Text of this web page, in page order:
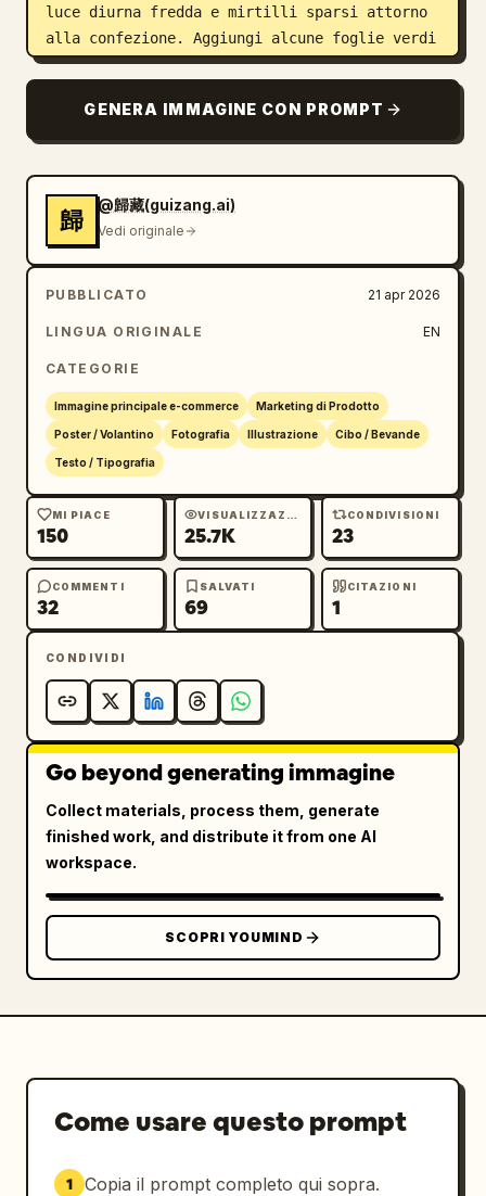
luce diurna fredda e mirtilli sparsi attorno
alla confezione. Aggiungi alcune foglie verdi
sfocate che entrano dai bordi in alto a
di freschezza naturale. Nell'angolo in alto a
destra, includi una piccola immagine a
del prodotto vista dall'alto su una
superficie marrone calda, come una miniatura
di riferimento. Sul lato sinistro, crea una
tipografia promozionale in cinese con un
grande titolo in calligrafia blu scuro
决茗新
, seguito da 2 righe di testo più
每一颗都是自然的礼物
icone delle caratteristiche impilate
verticalmente con brevi didascalie in cinese:
un'icona a foglia per la maturazione
naturale, un'icona a frutto per la succosità
e un'icona a cuore per il ricco valore
nutrizionale. Vicino al bordo inferiore
sinistro, aggiungi un grande testo in stile
pennello bianco in cinese
, una riga
secondaria
膳食纤维+花青素
e una piccola riga
per il peso netto che indica 125克. Utilizza
una gradazione di colore blu freddo,
un'illuminazione commerciale nitida, riflessi
scintillanti sul coperchio in plastica,
un'estetica da packaging per supermercati
premium, dettagli elevati, fotografia di
raffinato.
GENERA IMMAGINE CON PROMPT
歸
@歸藏(guizang.ai)
Vedi originale
PUBBLICATO 21 apr 2026
LINGUA ORIGINALE EN
CATEGORIE
Immagine principale e-commerce Marketing di Prodotto
Poster / Volantino Fotografia Illustrazione Cibo / Bevande
Testo / Tipografia
MI PIACE
150
VISUALIZZAZIONI
25.7K
CONDIVISIONI
23
COMMENTI
32
SALVATI
69
CITAZIONI
1
CONDIVIDI
Go beyond generating immagine
Collect materials, process them, generate
finished work, and distribute it from one AI
workspace.
SCOPRI YOUMIND
Come usare questo prompt
1 Copia il prompt completo qui sopra.